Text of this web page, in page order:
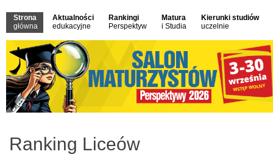
Strona
główna
Aktualności
edukacyjne
Rankingi
Perspektyw
Matura
i Studia
Kierunki studiów
uczelnie
Ranking Liceów